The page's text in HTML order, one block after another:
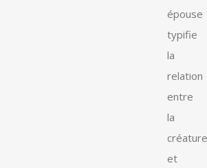
épouse
typifie
la
relation
entre
la
créature
et